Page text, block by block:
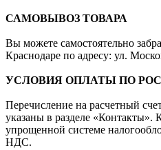
САМОВЫВОЗ ТОВАРА
Вы можете самостоятельно
Краснодаре по адресу: ул.
УСЛОВИЯ ОПЛАТЫ ПО
Перечисление на расчетный
указаны в разделе «Контакты».
упрощенной системе
НДС.